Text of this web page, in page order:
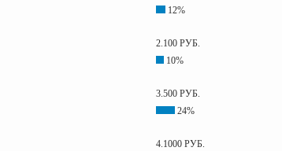
12%
2.100 РУБ.
10%
3.500 РУБ.
24%
4.1000 РУБ.